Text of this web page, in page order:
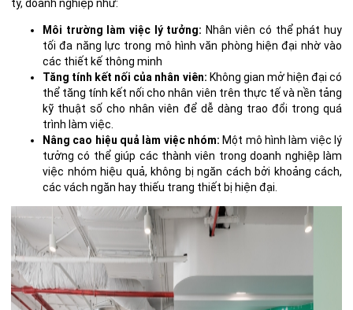
ty, doanh nghiệp như:
Môi trường làm việc lý tưởng: Nhân viên có thể phát huy
tối đa năng lực trong mô hình văn phòng hiện đại nhờ vào
các thiết kế thông minh
Tăng tính kết nối của nhân viên: Không gian mở hiện đại có
thể tăng tính kết nối cho nhân viên trên thực tế và nền tảng
kỹ thuật số cho nhân viên để dễ dàng trao đổi trong quá
trình làm việc.
Nâng cao hiệu quả làm việc nhóm: Một mô hình làm việc lý
tưởng có thể giúp các thành viên trong doanh nghiệp làm
việc nhóm hiệu quả, không bị ngăn cách bởi khoảng cách,
các vách ngăn hay thiếu trang thiết bị hiện đại.